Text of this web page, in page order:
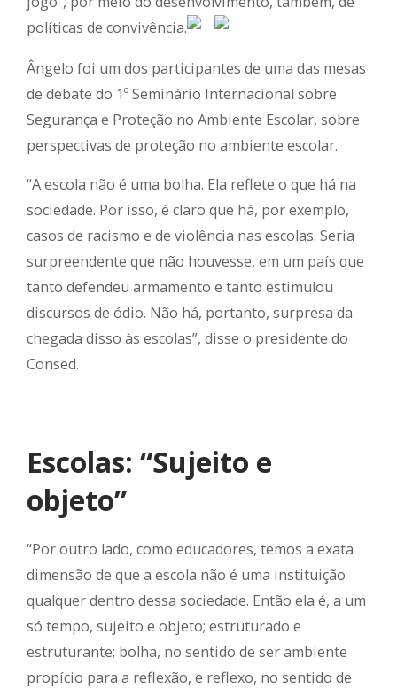
políticas de convivência.
Ângelo foi um dos participantes de uma das mesas
de debate do 1º Seminário Internacional sobre
Segurança e Proteção no Ambiente Escolar, sobre
perspectivas de proteção no ambiente escolar.
“A escola não é uma bolha. Ela reflete o que há na
sociedade. Por isso, é claro que há, por exemplo,
casos de racismo e de violência nas escolas. Seria
surpreendente que não houvesse, em um país que
tanto defendeu armamento e tanto estimulou
discursos de ódio. Não há, portanto, surpresa da
chegada disso às escolas”, disse o presidente do
Consed.
Escolas: “Sujeito e
objeto”
“Por outro lado, como educadores, temos a exata
dimensão de que a escola não é uma instituição
qualquer dentro dessa sociedade. Então ela é, a um
só tempo, sujeito e objeto; estruturado e
estruturante; bolha, no sentido de ser ambiente
propício para a reflexão, e reflexo, no sentido de